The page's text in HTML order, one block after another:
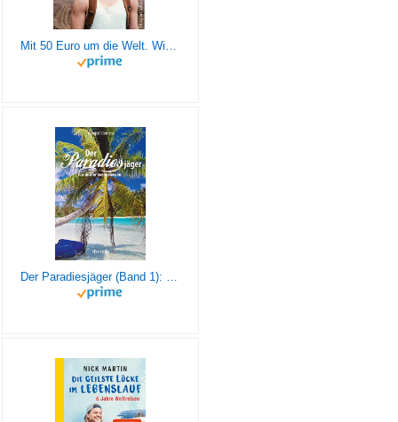
Mit 50 Euro um die Welt. Wie ich mit wenig in der Tasche loszog und als reicher Mensch zurückkam
Der Paradiesjäger (Band 1): Für immer ausgestiegen